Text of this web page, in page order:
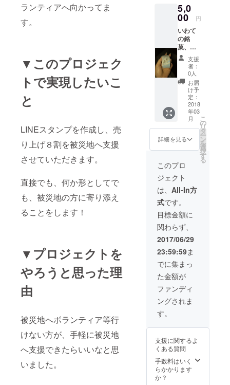
ランティアへ向かってま
す。
▼このプロジェク
トで実現したいこ
と
LINEスタンプを作成し、売
り上げ８割を被災地へ支援
させていただきます。
直接でも、何か形としてで
も、被災地の方に寄り添え
ることをします！
▼プロジェクトを
やろうと思った理
由
被災地へボランティア等行
けない方が、手軽に被災地
へ支援できたらいいなと思
いました。
5,0
00 円
いわて
の銘
菓、か
もめの
玉子４
個入り
をプレ
ゼント
しま
す。
支援
者：
0人
お届
け予
定：
2018
年03
月
詳細を見る
こ
の
リ
タ
ー
ン
を
選
択
す
る
このプロ
ジェクト
は、 All-In方
式です。
目標金額に
関わらず、
2017/06/29
23:59:59ま
でに集まっ
た金額が
ファンディ
ングされま
す。
支援に関するよ
くある質問
手数料はいく
らかかります
か？